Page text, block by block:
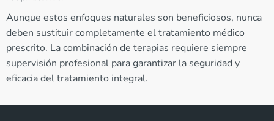
Aunque estos enfoques naturales son beneficiosos, nunca
deben sustituir completamente el tratamiento médico
prescrito. La combinación de terapias requiere siempre
supervisión profesional para garantizar la seguridad y
eficacia del tratamiento integral.